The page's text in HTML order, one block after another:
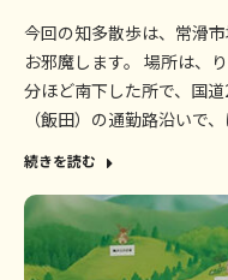
今回の知多散歩は、常滑
お邪魔します。 場所は、
分ほど南下した所で、国
（飯田）の通勤路沿いで
続きを読む